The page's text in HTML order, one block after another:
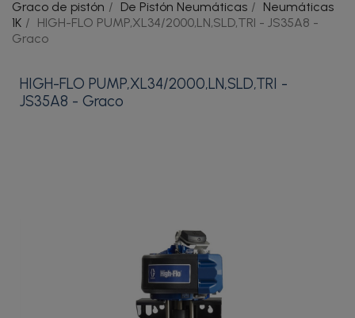
Graco de pistón
De Pistón Neumáticas
Neumáticas
1K
HIGH-FLO PUMP,XL34/2000,LN,SLD,TRI - JS35A8 -
Graco
HIGH-FLO PUMP,XL34/2000,LN,SLD,TRI -
JS35A8 - Graco